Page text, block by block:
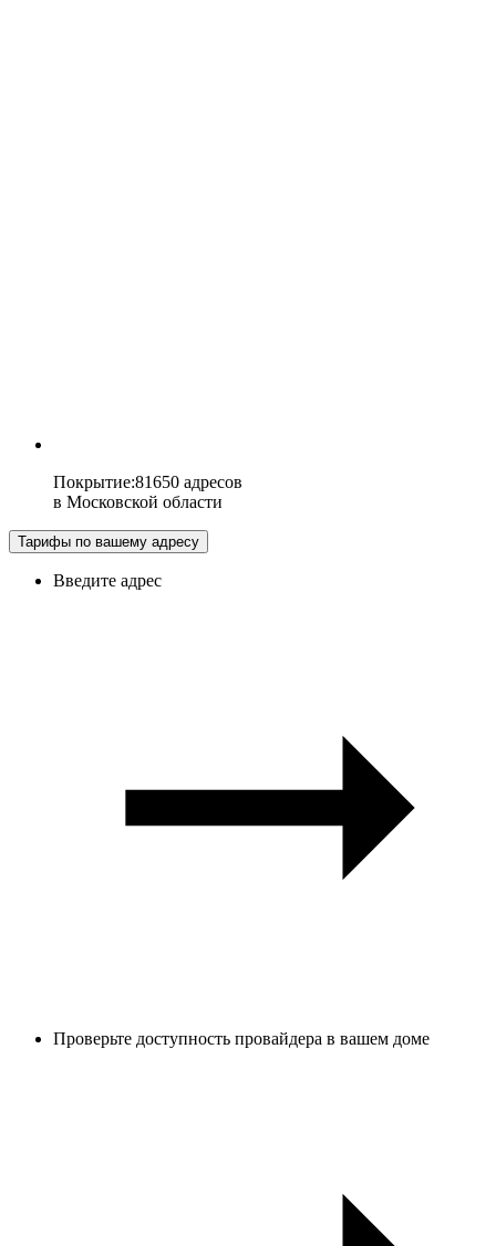
Покрытие:81650 адресов
в Московской области
Тарифы по вашему адресу
Введите адрес
Проверьте доступность провайдера в вашем доме